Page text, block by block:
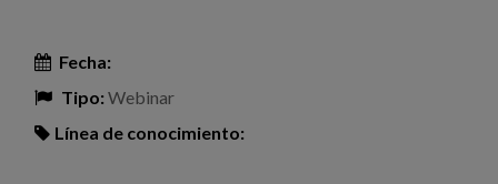
Fecha:
Tipo:Webinar
Línea de conocimiento: